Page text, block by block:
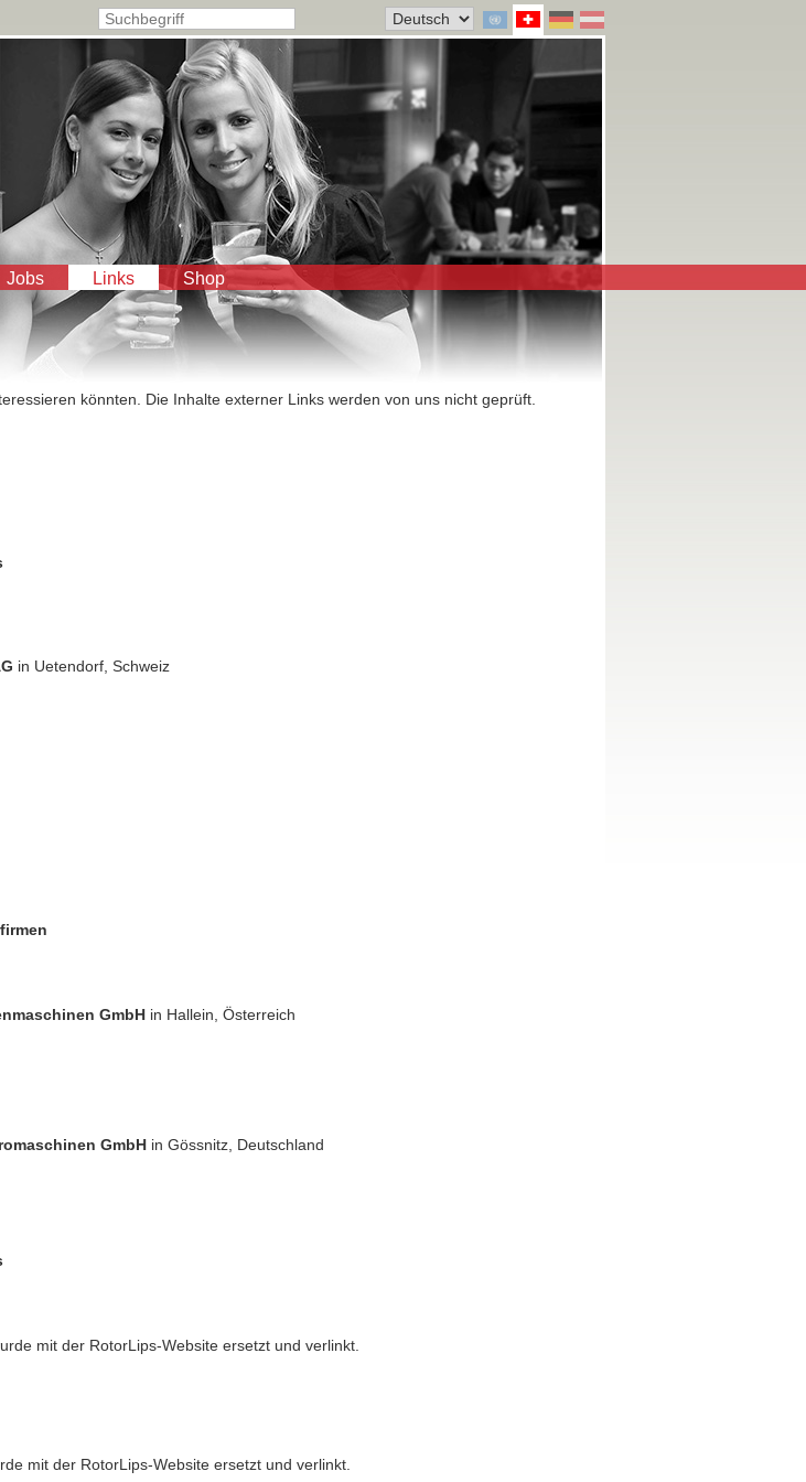
Jobs Links Shop
könnten. Die Inhalte externer Links werden von uns nicht geprüft.
in Uetendorf, Schweiz
GmbH in Hallein, Österreich
GmbH in Gössnitz, Deutschland
mit der RotorLips-Website ersetzt und verlinkt.
mit der RotorLips-Website ersetzt und verlinkt.